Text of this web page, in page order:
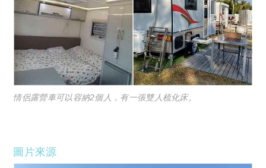
情侶露營車可以容納2個人，有一張雙人梳化床。
圖片來源